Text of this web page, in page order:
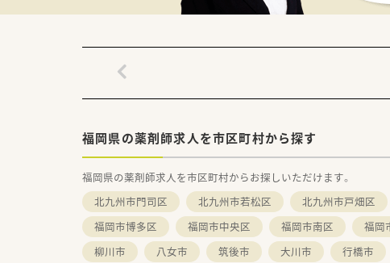
福岡県の薬剤師求人を市区町村から探す
福岡県の薬剤師求人を市区町村からお探しいただけます。
北九州市門司区
北九州市若松区 北九州市戸畑区
福岡市博多区
福岡市中央区 福岡市南区 福岡
柳川市
八女市 筑後市 大川市 行橋市